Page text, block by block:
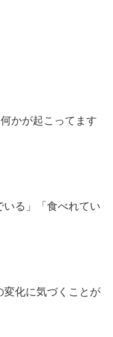
かが起こってます
いる」「食べれてい
変化に気づくことが